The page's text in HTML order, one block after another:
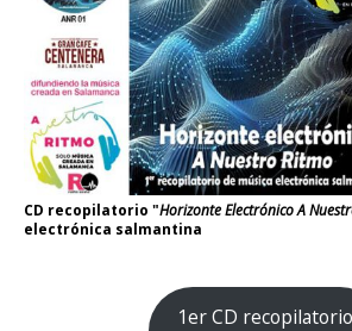
CD recopilatorio "Horizonte Electrónico A
electrónica salmantina
1er CD